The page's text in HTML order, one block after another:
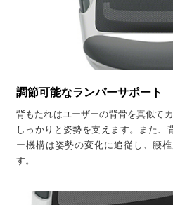
調節可能なランバーサポート
背もたれはユーザーの背骨を真似て
しっかりと姿勢を支えます。また、
ー機構は姿勢の変化に追従し、腰
す。